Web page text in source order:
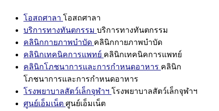
โอสถศาลา โอสถศาลา
บริการทางทันตกรรม บริการทางทันตกรรม
คลินิกกายภาพบำบัด คลินิกกายภาพบำบัด
คลินิกเทคนิคการแพทย์ คลินิกเทคนิคการแพทย์
คลินิกโภชนาการและการกำหนดอาหาร คลินิก
โภชนาการและการกำหนดอาหาร
โรงพยาบาลสัตว์เล็กจุฬาฯ โรงพยาบาลสัตว์เล็กจุฬาฯ
ศูนย์เอ็มเน็ต ศูนย์เอ็มเน็ต